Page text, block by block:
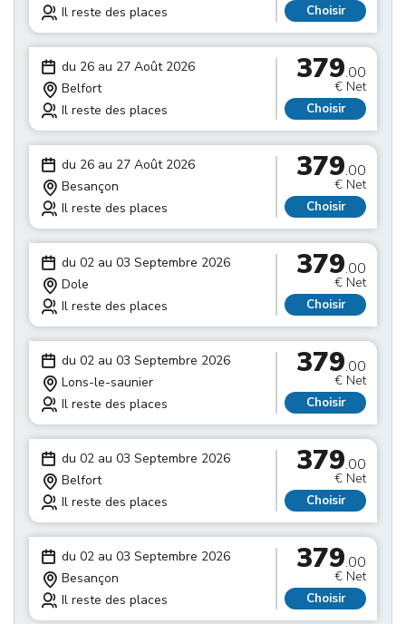
Il reste des places
Choisir
du 26 au 27 Août 2026
Belfort
Il reste des places
379.00
€ Net
Choisir
du 26 au 27 Août 2026
Besançon
Il reste des places
379.00
€ Net
Choisir
du 02 au 03 Septembre 2026
Dole
Il reste des places
379.00
€ Net
Choisir
du 02 au 03 Septembre 2026
Lons-le-saunier
Il reste des places
379.00
€ Net
Choisir
du 02 au 03 Septembre 2026
Belfort
Il reste des places
379.00
€ Net
Choisir
du 02 au 03 Septembre 2026
Besançon
Il reste des places
379.00
€ Net
Choisir